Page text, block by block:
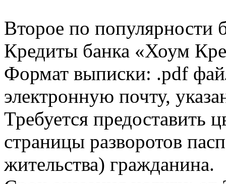
Второе по популярности
Кредиты банка «Хоум
Формат выписки: .pdf
электронную почту,
Требуется предоставить
страницы разворотов
жительства) гражданина.